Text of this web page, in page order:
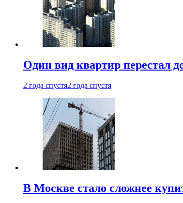
Один вид квартир перестал
2 года спустя2 года спустя
В Москве стало сложнее